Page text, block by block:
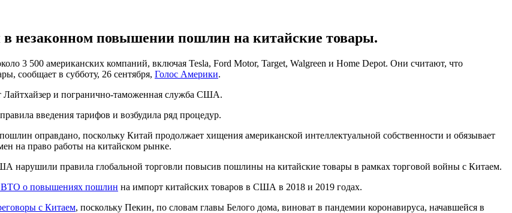
незаконном повышении пошлин на китайские товары.
3 500 американских компаний, включая Tesla, Ford Motor, Target, Walgreen и Home Depot. Они считают, что
сообщает в субботу, 26 сентября, Голос Америки.
Лайтхайзер и погранично-таможенная служба США.
введения тарифов и возбудила ряд процедур.
оправдано, поскольку Китай продолжает хищения американской интеллектуальной собственности и обязывает
на право работы на китайском рынке.
нарушили правила глобальной торговли повысив пошлины на китайские товары в рамках торговой войны с Китаем.
о повышениях пошлин на импорт китайских товаров в США в 2018 и 2019 годах.
с Китаем, поскольку Пекин, по словам главы Белого дома, виноват в пандемии коронавируса, начавшейся в